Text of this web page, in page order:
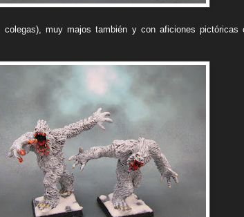
colegas), muy majos también y con aficiones pictóricas